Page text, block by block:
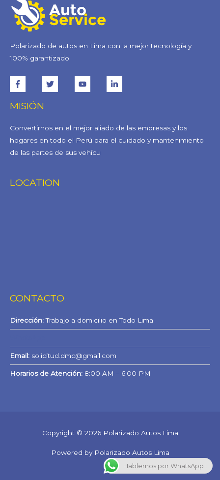
Polarizado de autos en Lima con la mejor tecnología y
100% garantizado
MISIÓN
Convertirnos en el mejor aliado de las empresas y los
hogares en todo el Perú para el cuidado y mantenimiento
de las partes de sus vehícu
LOCATION
CONTACTO
Dirección:Trabajo a domicilio en Todo Lima
Email: solicitud.dmc@gmail.com
Horarios de Atención: 8:00 AM – 6:00 PM
Copyright © 2026 Polarizado Autos Lima
Powered by Polarizado Autos Lima
Hablemos por WhatsApp !